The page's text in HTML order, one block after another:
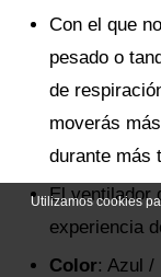
Con el que
pesado o
de
moverás
durante más
El ventilador
experiencia
Color: Azul /
Utilizamos cookies